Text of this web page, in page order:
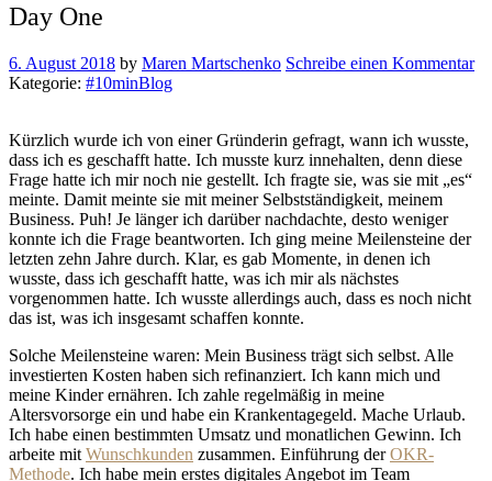
Day One
6. August 2018 by Maren Martschenko Schreibe einen Kommentar
Kategorie: #10minBlog
Kürzlich wurde ich von einer Gründerin gefragt, wann ich wusste,
dass ich es geschafft hatte. Ich musste kurz innehalten, denn diese
Frage hatte ich mir noch nie gestellt. Ich fragte sie, was sie mit „es“
meinte. Damit meinte sie mit meiner Selbstständigkeit, meinem
Business. Puh! Je länger ich darüber nachdachte, desto weniger
konnte ich die Frage beantworten. Ich ging meine Meilensteine der
letzten zehn Jahre durch. Klar, es gab Momente, in denen ich
wusste, dass ich geschafft hatte, was ich mir als nächstes
vorgenommen hatte. Ich wusste allerdings auch, dass es noch nicht
das ist, was ich insgesamt schaffen konnte.
Solche Meilensteine waren: Mein Business trägt sich selbst. Alle
investierten Kosten haben sich refinanziert. Ich kann mich und
meine Kinder ernähren. Ich zahle regelmäßig in meine
Altersvorsorge ein und habe ein Krankentagegeld. Mache Urlaub.
Ich habe einen bestimmten Umsatz und monatlichen Gewinn. Ich
arbeite mit Wunschkunden zusammen. Einführung derOKR-
Methode. Ich habe mein erstes digitales Angebot im Team